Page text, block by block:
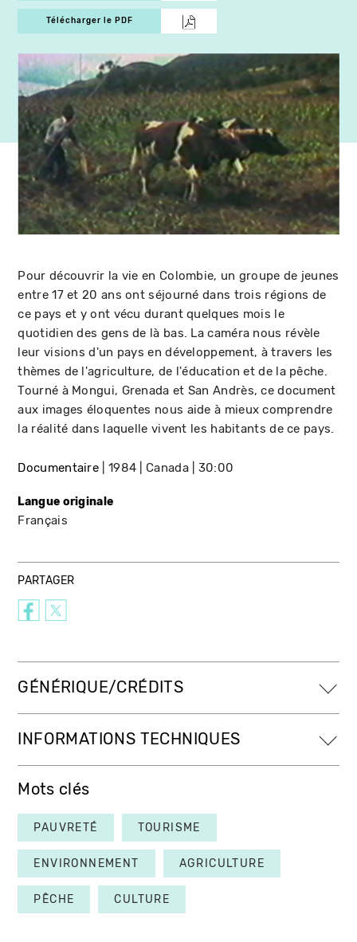
Télécharger le PDF
Pour découvrir la vie en Colombie, un groupe de jeunes
entre 17 et 20 ans ont séjourné dans trois régions de
ce pays et y ont vécu durant quelques mois le
quotidien des gens de là bas. La caméra nous révèle
leur visions d'un pays en développement, à travers les
thèmes de l'agriculture, de l'éducation et de la pêche.
Tourné à Mongui, Grenada et San Andrès, ce document
aux images éloquentes nous aide à mieux comprendre
la réalité dans laquelle vivent les habitants de ce pays.
Documentaire 1984 Canada 30:00
Langue originale
Français
PARTAGER
GÉNÉRIQUE/CRÉDITS
INFORMATIONS TECHNIQUES
Mots clés
PAUVRETÉ TOURISME
ENVIRONNEMENT AGRICULTURE
PÊCHE CULTURE